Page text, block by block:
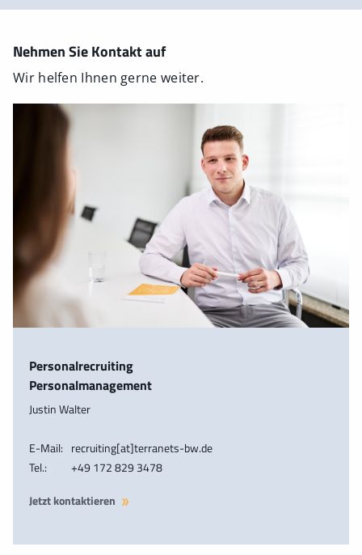
Nehmen Sie Kontakt auf
Wir helfen Ihnen gerne weiter.
Personalrecruiting
Personalmanagement
Justin Walter
E-Mail: recruiting[at]terranets-bw.de
Tel.:
+49 172 829 3478
Jetzt kontaktieren